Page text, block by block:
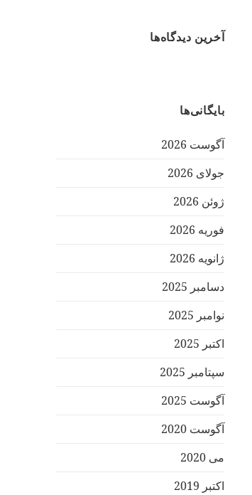
آخرین دیدگاه‌ها
بایگانی‌ها
آگوست 2026
جولای 2026
ژوئن 2026
فوریه 2026
ژانویه 2026
دسامبر 2025
نوامبر 2025
اکتبر 2025
سپتامبر 2025
آگوست 2025
آگوست 2020
می 2020
اکتبر 2019